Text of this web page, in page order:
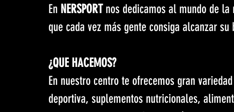
En NERSPORT nos dedicamos al mundo de la
que cada vez más gente consiga alcanzar
¿QUE HACEMOS?
En nuestro centro te ofrecemos gran
deportiva, suplementos nutricionales,